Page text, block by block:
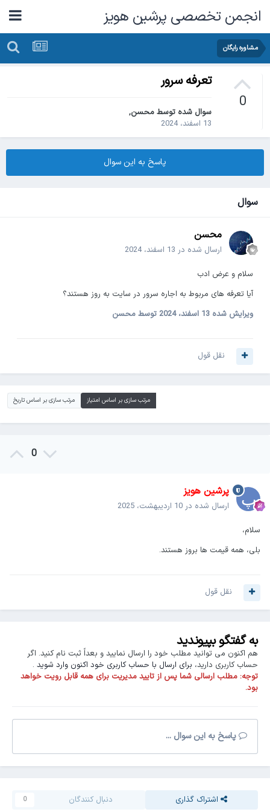
انجمن تخصصی پرشین هویز
مشاوره رایگان
0
تعرفه سرور
سوال شده توسط محسن,
13 اسفند، 2024
پاسخ به این سوال
سوال
محسن
ارسال شده در 13 اسفند، 2024
سلام و عرض ادب
آیا تعرفه های مربوط به اجاره سرور در سایت به روز هستند؟
ویرایش شده 13 اسفند، 2024 توسط محسن
نقل قول
مرتب سازی بر اساس امتیاز مرتب سازی بر اساس تاریخ
0
پرشین هویز
ارسال شده در 10 اردیبهشت، 2025
سلام،
بلی، همه قیمت ها بروز هستند.
نقل قول
به گفتگو بپیوندید
هم اکنون می توانید مطلب خود را ارسال نمایید و بعداً ثبت نام کنید. اگر
حساب کاربری دارید، برای ارسال با حساب کاربری خود اکنون وارد شوید.
توجه: مطلب ارسالی شما پس از تایید مدیریت برای همه قابل رویت خواهد
بود.
پاسخ به این سوال ...
اشتراک گذاری دنبال کنندگان 0